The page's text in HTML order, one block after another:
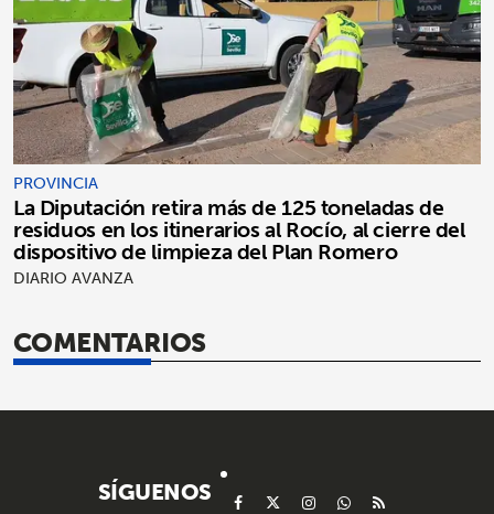
PROVINCIA
La Diputación retira más de 125 toneladas de
residuos en los itinerarios al Rocío, al cierre del
dispositivo de limpieza del Plan Romero
DIARIO AVANZA
COMENTARIOS
SÍGUENOS